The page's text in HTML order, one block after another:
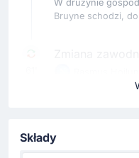
W drużynie
Bruyne schodzi,
Giovane
Składy